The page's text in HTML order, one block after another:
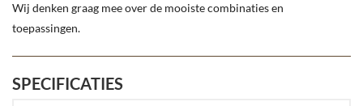
Wij denken graag mee over de mooiste combinaties en
toepassingen.
SPECIFICATIES